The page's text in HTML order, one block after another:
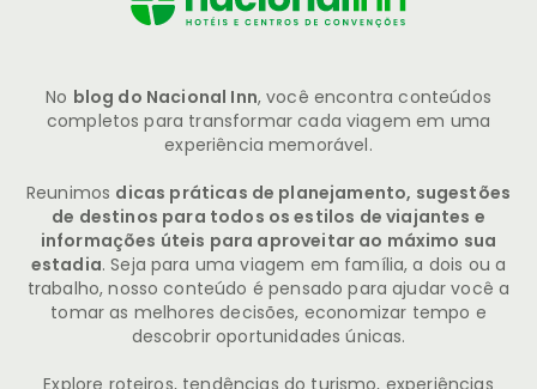
No blog do Nacional Inn, você encontra conteúdos
completos para transformar cada viagem em uma
experiência memorável.
Reunimos dicas práticas de planejamento, sugestões
de destinos para todos os estilos de viajantes e
informações úteis para aproveitar ao máximo sua
estadia. Seja para uma viagem em família, a dois ou a
trabalho, nosso conteúdo é pensado para ajudar você a
tomar as melhores decisões, economizar tempo e
descobrir oportunidades únicas.
Explore roteiros, tendências do turismo, experiências